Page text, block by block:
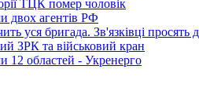
ТЦК помер чоловік
двох агентів РФ
уся бригада. Зв'язківці просять
ЗРК та військовий кран
12 областей - Укренерго